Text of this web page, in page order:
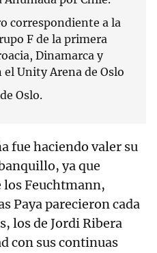
correspondiente a la
F de la primera
Dinamarca y
Unity Arena de Oslo
Oslo.
fue haciendo valer su
ya que
los Feuchtmann,
Paya parecieron cada
los de Jordi Ribera
con sus continuas